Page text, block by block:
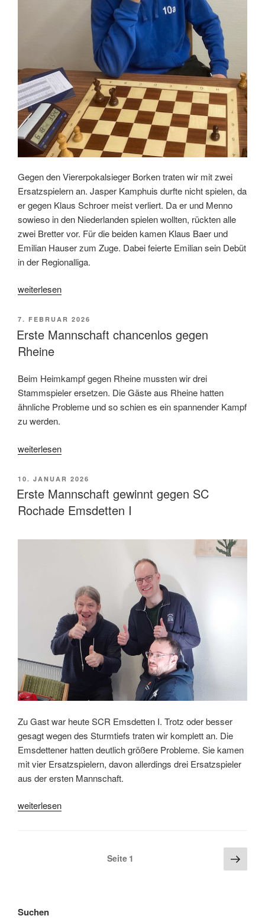
Gegen den Viererpokalsieger Borken traten wir mit zwei
Ersatzspielern an. Jasper Kamphuis durfte nicht spielen, da
er gegen Klaus Schroer meist verliert. Da er und Menno
sowieso in den Niederlanden spielen wollten, rückten alle
zwei Bretter vor. Für die beiden kamen Klaus Baer und
Emilian Hauser zum Zuge. Dabei feierte Emilian sein Debüt
in der Regionalliga.
„Erste
gewinnt
in
Borken“
weiterlesen
VERÖFFENTLICHT
AM
7. FEBRUAR 2026
Erste Mannschaft chancenlos gegen
Rheine
Beim Heimkampf gegen Rheine mussten wir drei
Stammspieler ersetzen. Die Gäste aus Rheine hatten
ähnliche Probleme und so schien es ein spannender Kampf
zu werden.
„Erste
chancenlos
gegen
Rheine“
weiterlesen
VERÖFFENTLICHT
AM
10. JANUAR 2026
Erste Mannschaft gewinnt gegen SC
Rochade Emsdetten I
Zu Gast war heute SCR Emsdetten I. Trotz oder besser
gesagt wegen des Sturmtiefs traten wir komplett an. Die
Emsdettener hatten deutlich größere Probleme. Sie kamen
mit vier Ersatzspielern, davon allerdings drei Ersatzspieler
aus der ersten Mannschaft.
„Erste
weiterlesen
Seitennummerierung
Seite 1
Seite
Suchen